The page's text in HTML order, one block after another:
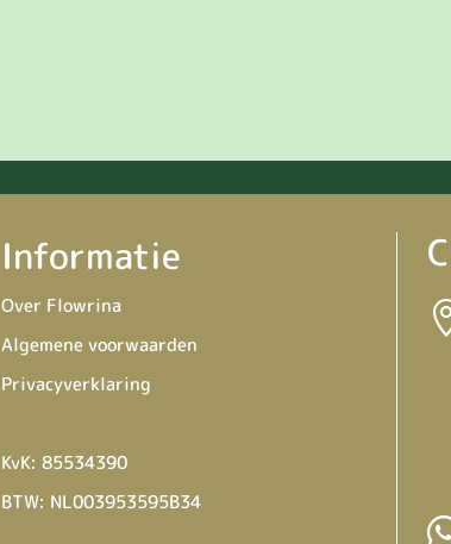
Informatie
Over Flowrina
Algemene voorwaarden
Privacyverklaring
KvK: 85534390
BTW: NL003953595B34